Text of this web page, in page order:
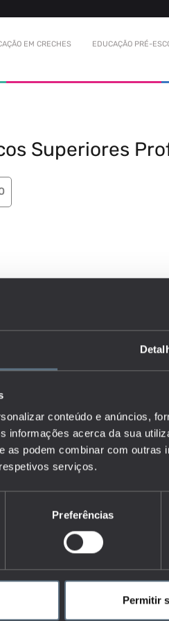
conteúdo e anúncios,
informações acerca da sua
as podem combinar com
serviços.
Preferências
Permitir
EM CRECHES EDUCAÇÃO PRÉ-
Superiores